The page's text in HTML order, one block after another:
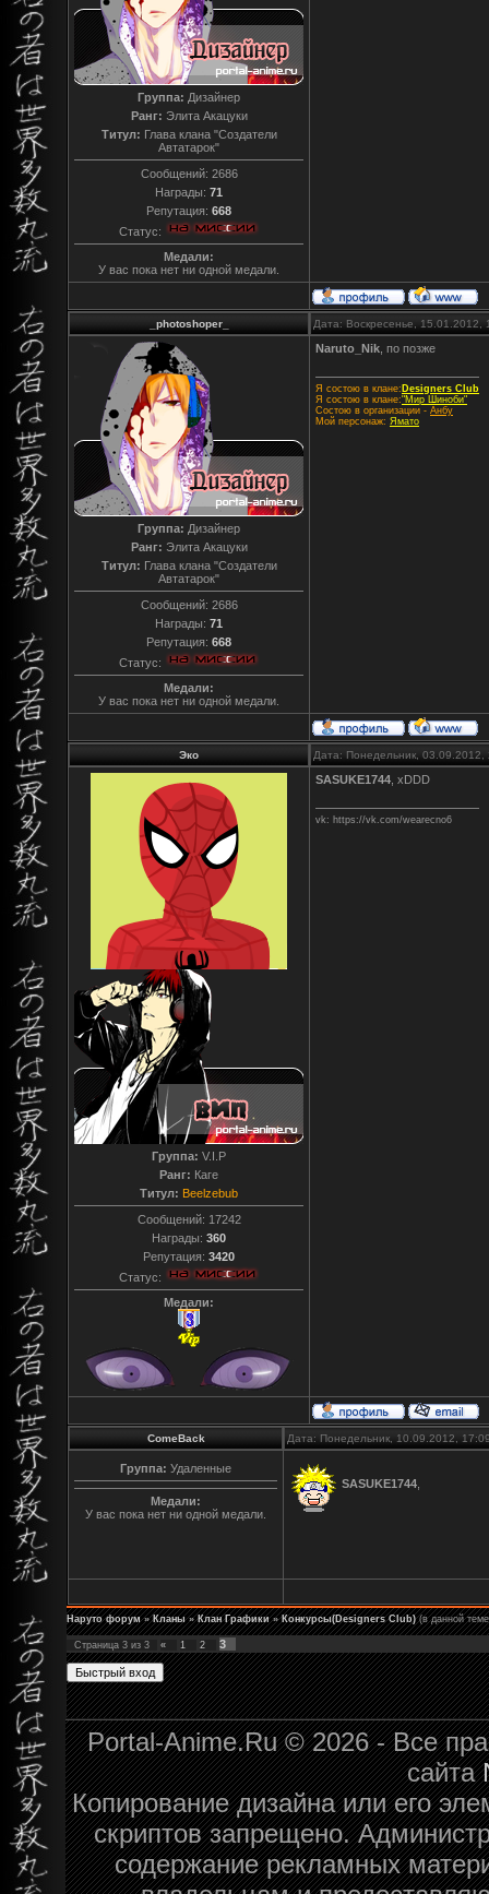
Группа: Дизайнер
Ранг: Элита Акацуки
Титул: Глава клана "Создатели
Автатарок"
Сообщений: 2686
Награды: 71
Репутация: 668
Статус:
Медали:
У вас пока нет ни одной медали.
_photoshoper_ Дата: Воскресенье,
Группа: Дизайнер
Ранг: Элита Акацуки
Титул: Глава клана "Создатели
Автатарок"
Сообщений: 2686
Награды: 71
Репутация: 668
Статус:
Медали:
У вас пока нет ни одной медали.
Naruto_Nik , по позже
Я состою в клане: Designers Club
Я состою в клане:"Мир Шиноби"
Состою в организации - Анбу
Мой персонаж: Ямато
Эко Дата: Понедельник,
Группа: V.I.P
Ранг: Каге
Титул: Beelzebub
Сообщений: 17242
Награды: 360
Репутация: 3420
Статус:
Медали:
SASUKE1744 , xDDD
vk: https://vk.com/wearecno6
ComeBack Дата: Понедельник, 10.09.2012,
Группа: Удаленные
Медали:
У вас пока нет ни одной медали.
SASUKE1744
Наруто форум » Кланы » Клан Графики » Конкурсы(Designers Club) (в данной
Страница 3 из 3 « 1 2 3
Portal-Anime.Ru © 2026 - Все
сайта
Копирование дизайна или его
скриптов запрещено.
содержание рекламных